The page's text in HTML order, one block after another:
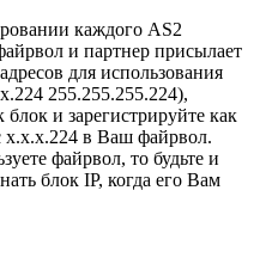
каждого AS2
и партнер присылает
для использования
255.255.255.224),
блок и зарегистрируйте как
x.x.x.224 в Ваш файрвол.
файрвол, то будьте и
блок IP, когда его Вам